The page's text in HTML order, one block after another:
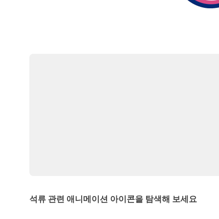
석류 관련 애니메이션 아이콘을 탐색해 보세요